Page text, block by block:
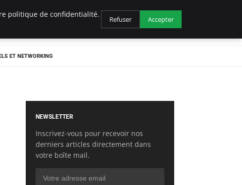
ET NETWORKING
NEWSLETTER
Inscrivez-vous pour recevoir nos
derniers articles directement dans
votre boîte mail.
politique de confidentialité.
Refuser Accepter